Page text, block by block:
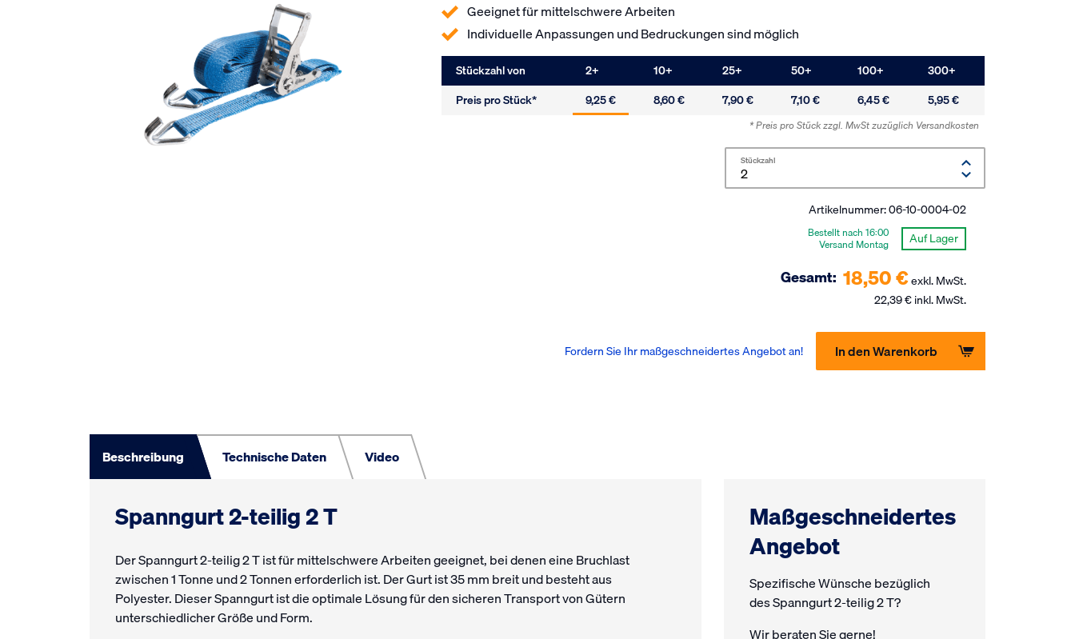
Geeignet für mittelschwere Arbeiten
Individuelle Anpassungen und Bedruckungen sind möglich
Stückzahl von 2+ 10+ 25+ 50+ 100+ 300+
Preis pro Stück*
9,25 € 8,60 € 7,90 € 7,10 € 6,45 € 5,95 €
* Preis pro Stück zzgl. MwStzuzüglich Versandkosten
Stückzahl
Artikelnummer:06-10-0004-02
Auf Lager
Bestellt nach 16:00
Versand Montag
Gesamt: 18,50 €exkl. MwSt.
22,39 € inkl. MwSt.
In den Warenkorb
Fordern Sie Ihr maßgeschneidertes Angebot an!
Beschreibung Technische Daten Video
Spanngurt 2-teilig 2 T
Der Spanngurt 2-teilig 2 T ist für mittelschwere Arbeiten geeignet, bei denen eine Bruchlast
zwischen 1 Tonne und 2 Tonnen erforderlich ist. Der Gurt ist 35 mm breit und besteht aus
Polyester. Dieser Spanngurt ist die optimale Lösung für den sicheren Transport von Gütern
unterschiedlicher Größe und Form.
Maßgeschneidertes
Angebot
Spezifische Wünsche bezüglich
des Spanngurt 2-teilig 2 T?
Wir beraten Sie gerne!